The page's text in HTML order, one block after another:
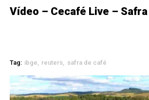
Vídeo – Cecafé Live –
Tag: ibge reuters safra de café